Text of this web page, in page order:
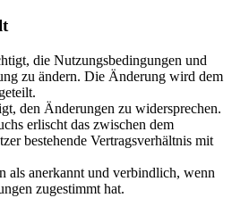
die Nutzungsbedingungen und
zu ändern. Die Änderung wird dem
den Änderungen zu widersprechen.
erlischt das zwischen dem
bestehende Vertragsverhältnis mit
als anerkannt und verbindlich, wenn
zugestimmt hat.